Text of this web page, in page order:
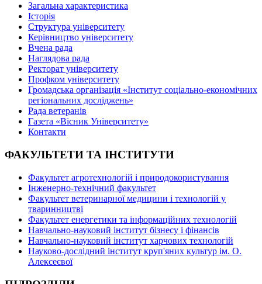
Загальна характеристика
Історія
Структура університету
Керівництво університету
Вчена рада
Наглядова рада
Ректорат університету
Профком університету
Громадська організація «Інститут соціально-економічних
регіональних досліджень»
Рада ветеранів
Газета «Вісник Університету»
Контакти
ФАКУЛЬТЕТИ ТА ІНСТИТУТИ
Факультет агротехнологій і природокористування
Інженерно-технічний факультет
Факультет ветеринарної медицини і технологій у
тваринництві
Факультет енергетики та інформаційних технологій
Навчально-науковий інститут бізнесу і фінансів
Навчально-науковий інститут харчових технологій
Науково-дослідний інститут круп'яних культур ім. О.
Алексеєвої